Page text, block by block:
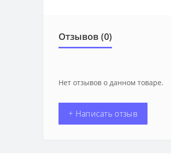
Отзывов (0)
Нет отзывов о данном товаре.
+ Написать отзыв